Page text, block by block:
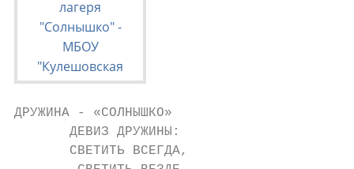
ДРУЖИНА - «СОЛНЫШКО»
       ДЕВИЗ ДРУЖИНЫ:
       СВЕТИТЬ ВСЕГДА,